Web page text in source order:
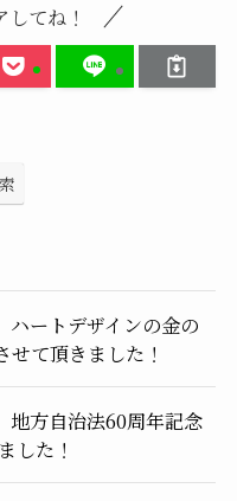
てね！
ハートデザインの金の
て頂きました！
地方自治法60周年記念
した！